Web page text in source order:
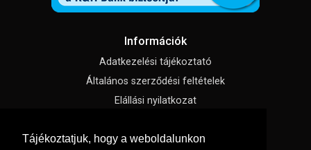
Tájékoztatjuk, hogy a weboldalunkon
Információk
Adatkezelési tájékoztató
Általános szerződési feltételek
Elállási nyilatkozat
Süti beállítások